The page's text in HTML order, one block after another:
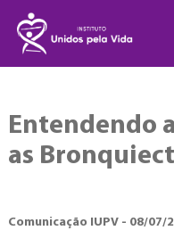
Entendendo
as
Comunicação IUPV - 08/07/